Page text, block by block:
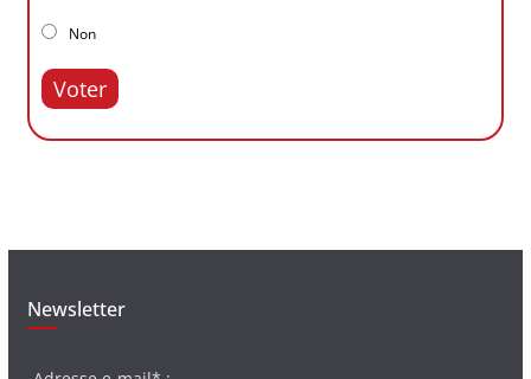
Non
Voter
Newsletter